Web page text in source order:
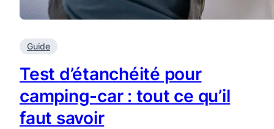
Guide
Test d’étanchéité pour
camping-car : tout ce qu’il
faut savoir